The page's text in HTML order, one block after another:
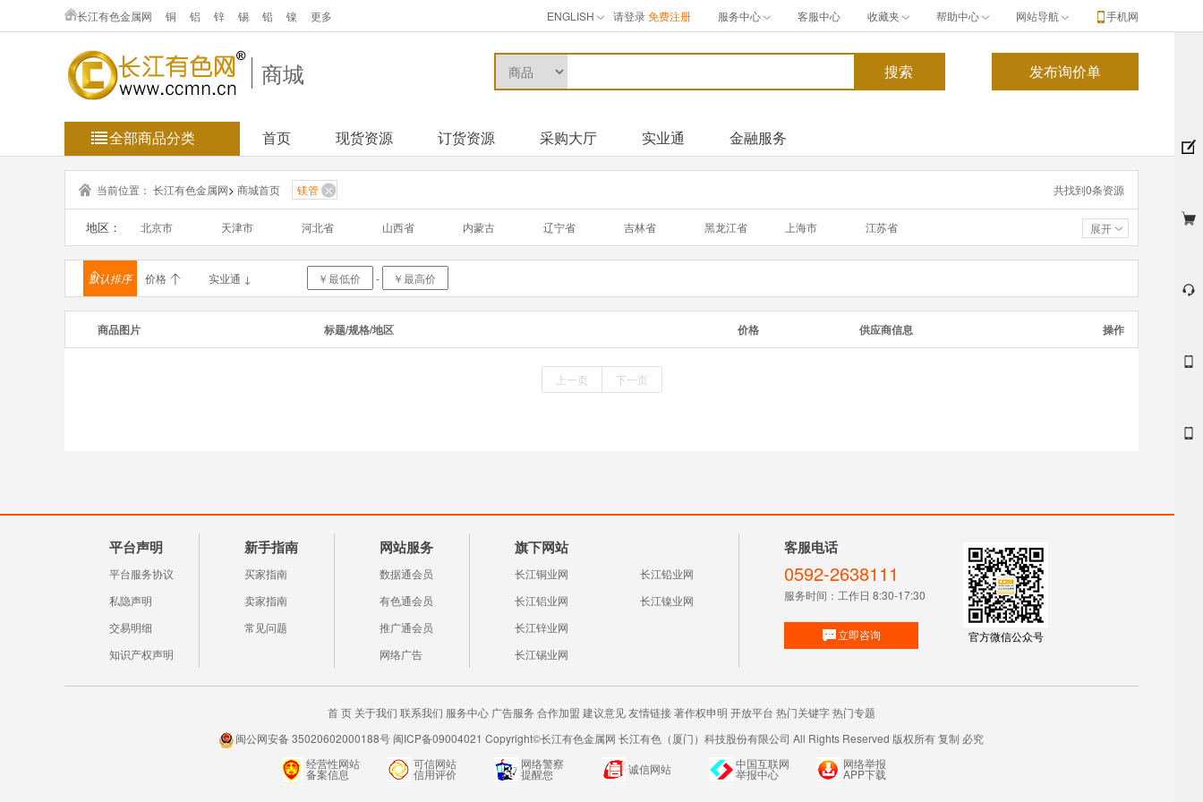
长江有色金属网 铜 铝 锌 锡 铅 镍 更多 ENGLISH 请登录免费注册 服务中心 客服中心 收藏夹 帮助中心 网站导航 手机网
商城
全部商品分类 首页 现货资源 订货资源 采购大厅 实业通 金融服务
当前位置： 长江有色金属网> 商城首页 镁管 共找到0条资源
地区： 北京市 天津市 河北省 山西省 内蒙古 辽宁省 吉林省 黑龙江省 上海市 江苏省
浙江省 安徽省 福建省 江西省 山东省 河南省 湖北省 湖南省 广东省 广西
海南省 重庆市 四川省 贵州省 云南省 西藏自治 陕西省 甘肃省 青海省 宁夏
澳门
展开
默认排序 价格 实业通 ↓ -
商品图片 标题/规格/地区 价格 供应商信息 操作
上一页 下一页
平台声明
平台服务协议
私隐声明
交易明细
知识产权声明
新手指南
买家指南
卖家指南
常见问题
网站服务
数据通会员
有色通会员
推广通会员
网络广告
旗下网站
长江铜业网
长江铝业网
长江锌业网
长江锡业网
长江铅业网
长江镍业网
客服电话
0592-2638111
服务时间：工作日 8:30-17:30
立即咨询 官方微信公众号
首 页 关于我们 联系我们 服务中心 广告服务 合作加盟 建议意见友情链接著作权申明 开放平台 热门关键字热门专题
闽公网安备 35020602000188号 闽ICP备09004021 Copyright©长江有色金属网 长江有色（厦门）科技股份有限公司 All Rights Reserved 版权所有 复制 必究
经营性网站
备案信息
可信网站
信用评价
网络警察
提醒您 诚信网站 中国互联网
举报中心
网络举报
APP下载